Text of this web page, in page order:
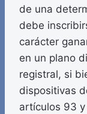
de una
debe
carácter
en un plano
registral, si
dispositivas
artículos 93